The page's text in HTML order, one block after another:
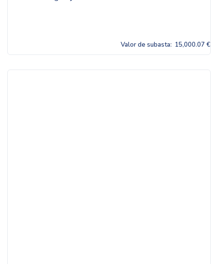
Valor de subasta: 15,000.07 €